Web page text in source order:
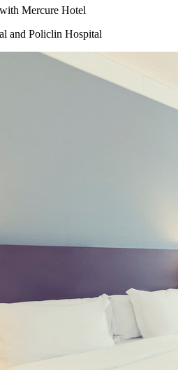
Mercure Hotel
and Policlin Hospital